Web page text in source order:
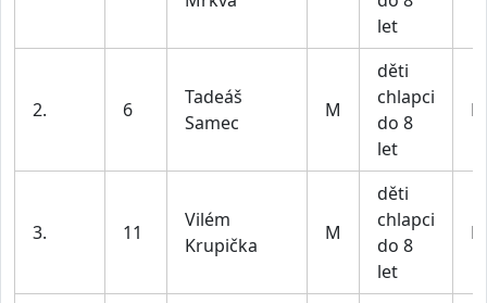
let
2. 6
Tadeáš
Samec
M
děti
chlapci
do 8
let
3. 11
Vilém
Krupička
M
děti
chlapci
do 8
let